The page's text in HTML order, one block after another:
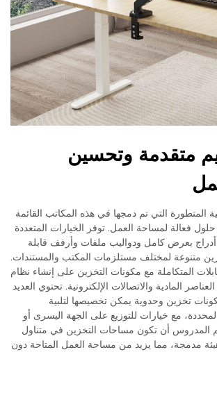
متقدمة وتحسين
المتطورة التي تم دمجها في هذه المكاتب القائمة
فعالة لمساحة العمل. توفر الخيارات المتعددة
بعرض كامل ودواليب ملفات وأرفف قابلة
متنوعة لمختلف مستلزمات المكتب والمستندات.
المتكاملة مع مكونات التخزين على إنشاء نظام
المادية والاتصالات الإلكترونية. تحتوي العديد
تخزين وحدوية يمكن تخصيصها لتلبية
المحددة، مع خيارات للتوزيع على الجهة اليسرى أو
المدروس أن تكون مساحات التخزين في متناول
مدمجة، مما يزيد من مساحة العمل المتاحة دون